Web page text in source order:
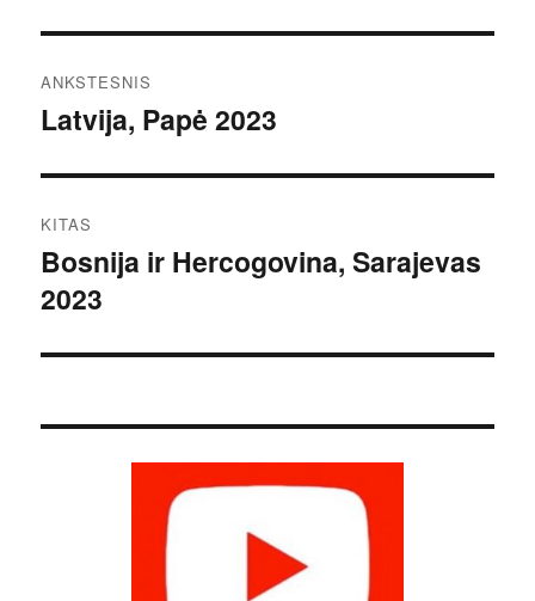
tarp
ANKSTESNIS
Ankstesnis
Latvija, Papė 2023
KITAS
Kitas
įrašas:
Bosnija ir Hercogovina, Sarajevas
2023